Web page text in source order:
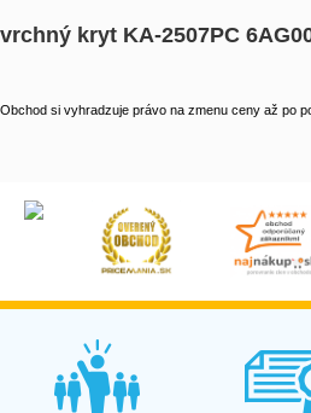
vrchný kryt KA-2507PC
Obchod si vyhradzuje právo na zmenu ceny až po